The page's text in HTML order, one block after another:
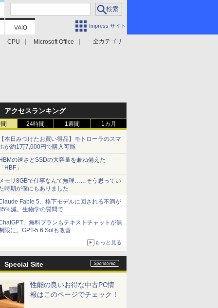
Impress サイト
全カテゴリ
CPU Microsoft Office
アクセスランキング
24時間 1週間 1カ月
本日みつけたお買い得品】モトローラのスマ
が約1万7,000円で購入可能
の速さとSSDの大容量を兼ね備えた
HBF」
モリ8GBで仕事なんて無理……そう思ってい
時期が僕にもありました
Fable 5、格下モデルに回される不満が
減。生物学の質問で
、無料プランもテキストチャットが無
限に。GPT-5.6 Solも改善
もっと見る
Special Site
性能の良いお得な中古PC情
報はこのページでチェック！